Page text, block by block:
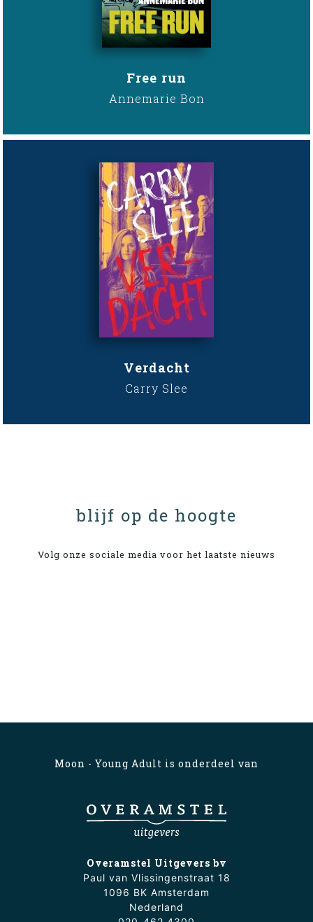
Free run
Annemarie Bon
Verdacht
Carry Slee
blijf op de hoogte
Volg onze sociale media voor het laatste nieuws
Moon - Young Adult is onderdeel van
Overamstel Uitgevers bv
Paul van Vlissingenstraat 18
1096 BK Amsterdam
Nederland